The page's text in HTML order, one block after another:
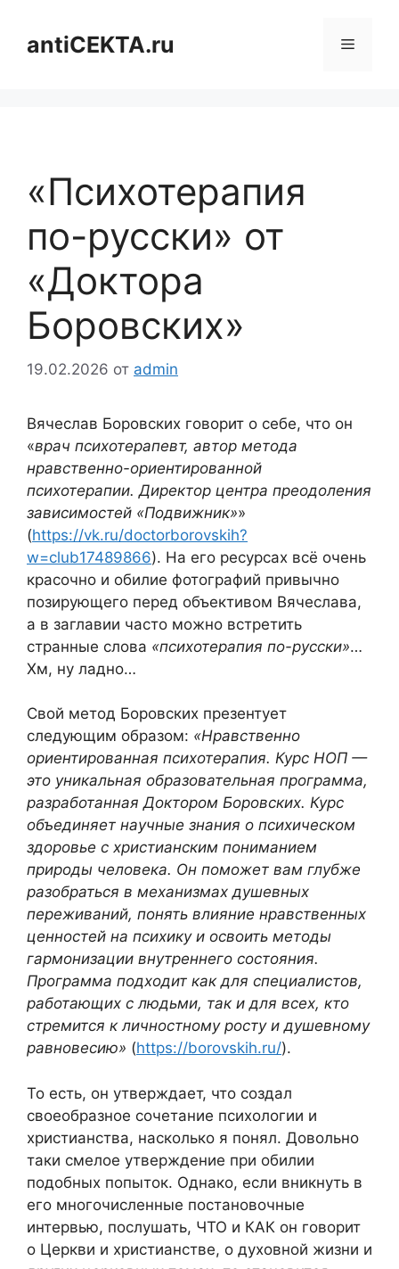
содержимому
antiCEKTA.ru Меню
«Психотерапия
по-русски» от
«Доктора
Боровских»
19.02.2026 от admin
Вячеслав Боровских говорит о себе, что он
«врач психотерапевт, автор метода
нравственно-ориентированной
психотерапии. Директор центра преодоления
зависимостей «Подвижник»»
(https://vk.ru/doctorborovskih?
w=club17489866). На его ресурсах всё очень
красочно и обилие фотографий привычно
позирующего перед объективом Вячеслава,
а в заглавии часто можно встретить
странные слова «психотерапия по-русски»…
Хм, ну ладно…
Свой метод Боровских презентует
следующим образом: «Нравственно
ориентированная психотерапия. Курс НОП —
это уникальная образовательная программа,
разработанная Доктором Боровских. Курс
объединяет научные знания о психическом
здоровье с христианским пониманием
природы человека. Он поможет вам глубже
разобраться в механизмах душевных
переживаний, понять влияние нравственных
ценностей на психику и освоить методы
гармонизации внутреннего состояния.
Программа подходит как для специалистов,
работающих с людьми, так и для всех, кто
стремится к личностному росту и душевному
равновесию» (https://borovskih.ru/).
То есть, он утверждает, что создал
своеобразное сочетание психологии и
христианства, насколько я понял. Довольно
таки смелое утверждение при обилии
подобных попыток. Однако, если вникнуть в
его многочисленные постановочные
интервью, послушать, ЧТО и КАК он говорит
о Церкви и христианстве, о духовной жизни и